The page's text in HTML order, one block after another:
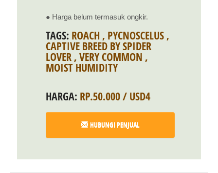
● Harga belum termasuk ongkir.
TAGS: ROACH , PYCNOSCELUS ,
CAPTIVE BREED BY SPIDER
LOVER , VERY COMMON ,
MOIST HUMIDITY
HARGA: RP.50.000 / USD4
HUBUNGI PENJUAL